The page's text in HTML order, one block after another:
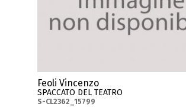
Feoli Vincenzo
SPACCATO DEL TEATRO
S-CL2362_15799